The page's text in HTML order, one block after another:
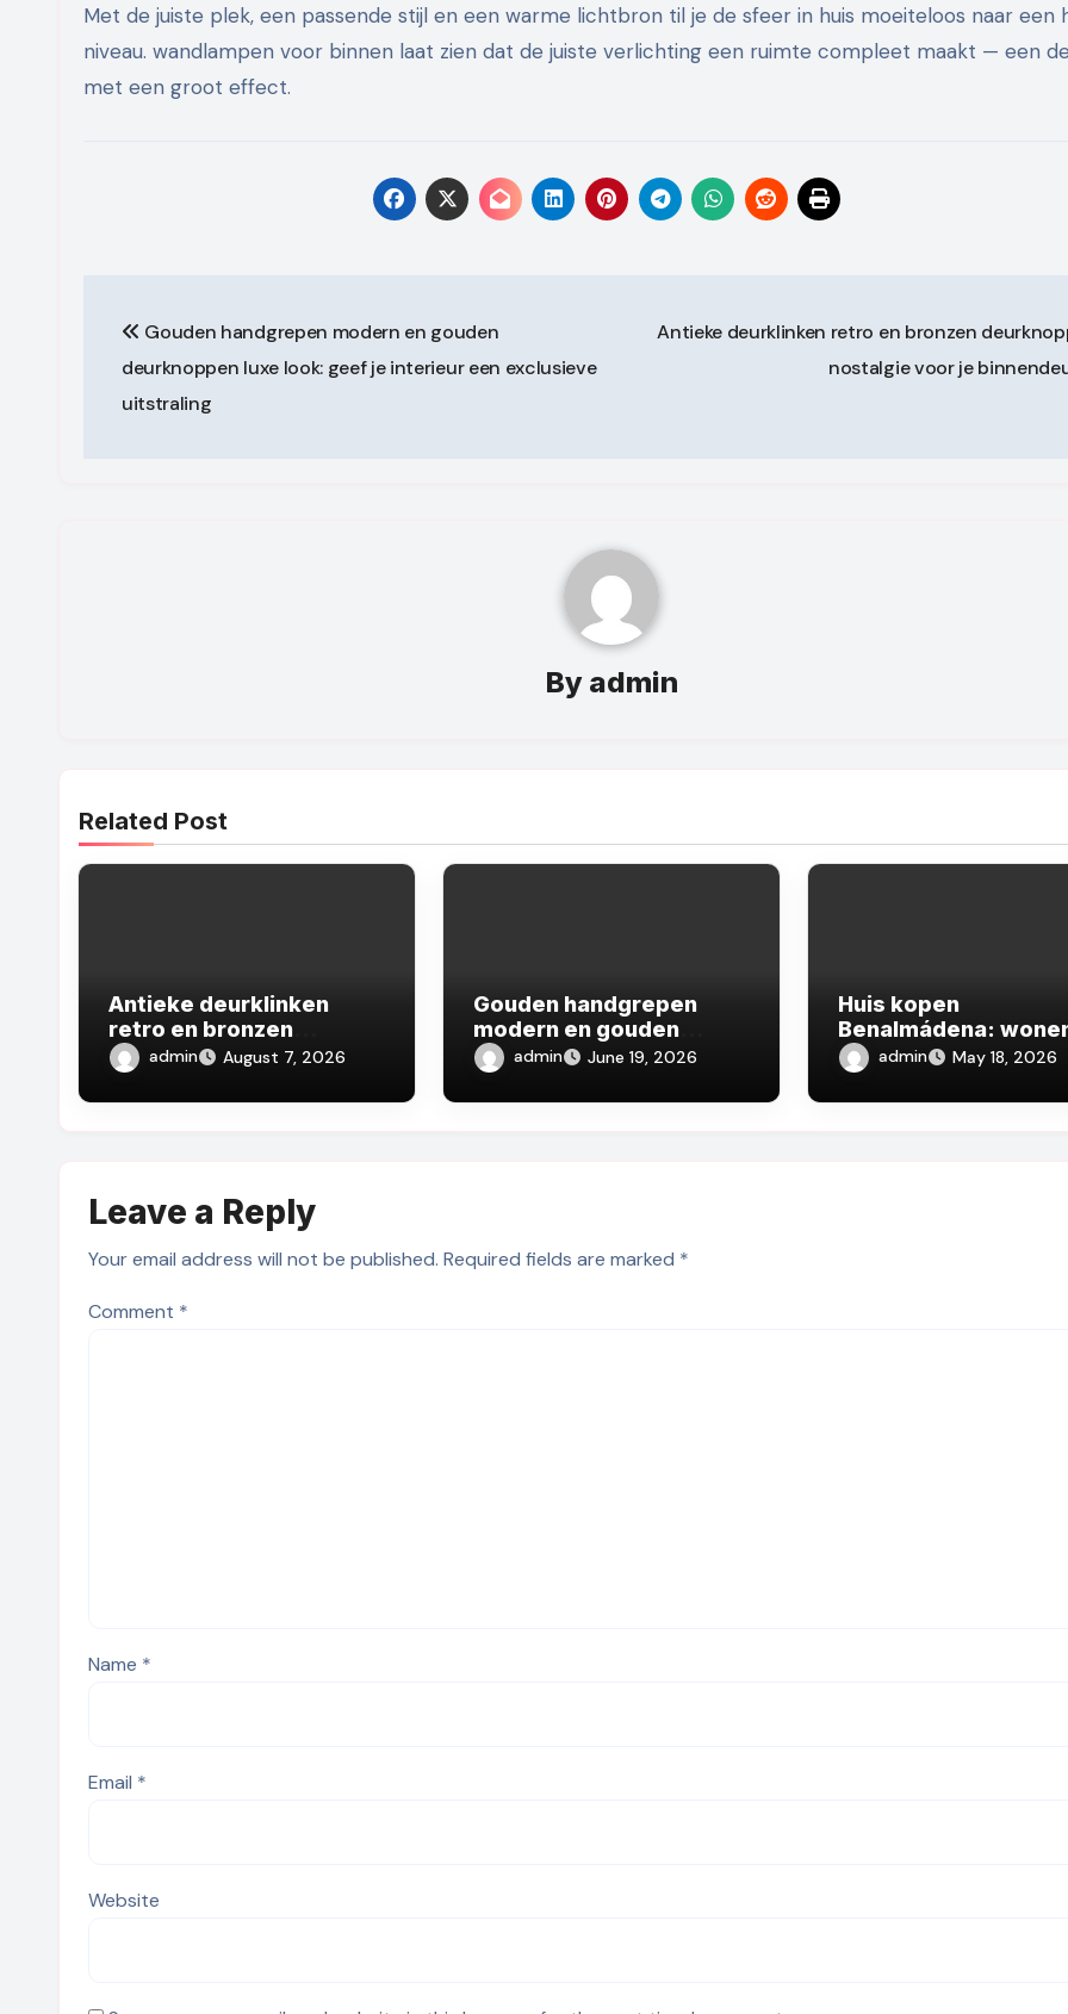
Met de juiste plek, een passende stijl en een warme lichtbron til je de sfeer in huis moeiteloos naar een
niveau. wandlampen voor binnen laat zien dat de juiste verlichting een ruimte compleet maakt — een
met een groot effect.
navigation
Gouden handgrepen modern en gouden
deurknoppen luxe look: geef je interieur een exclusieve
uitstraling
Antieke deurklinken retro en bronzen
nostalgie voor je
By admin
Related Post
Antieke deurklinken
retro en bronzen
deurknoppen: nostalgie
voor je binnendeur
admin August 7, 2026
Gouden handgrepen
modern en gouden
deurknoppen luxe look:
geef je interieur een
exclusieve uitstraling
admin June 19, 2026
Huis kopen
Benalmádena:
tussen zee, luxe en
Andalusische sfeer
admin May 18, 2026
Leave a Reply
Your email address will not be published. Required fields are marked *
Comment *
Name *
Email *
Website